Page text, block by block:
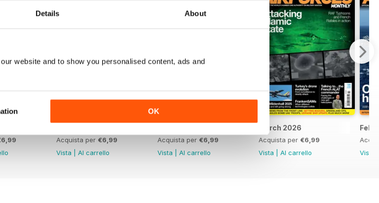
Details About
website and to show you personalised content, ads and
OK
Acquista per €6,99
Vista
Al carrello
Acquista per €6,99
Vista
Al carrello
March 2026
Acquista per €6,99
Vista
Al carrello
Vista